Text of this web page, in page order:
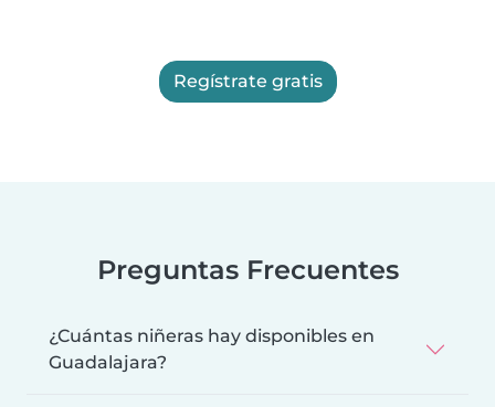
Regístrate gratis
Preguntas Frecuentes
¿Cuántas niñeras hay disponibles en
Guadalajara?